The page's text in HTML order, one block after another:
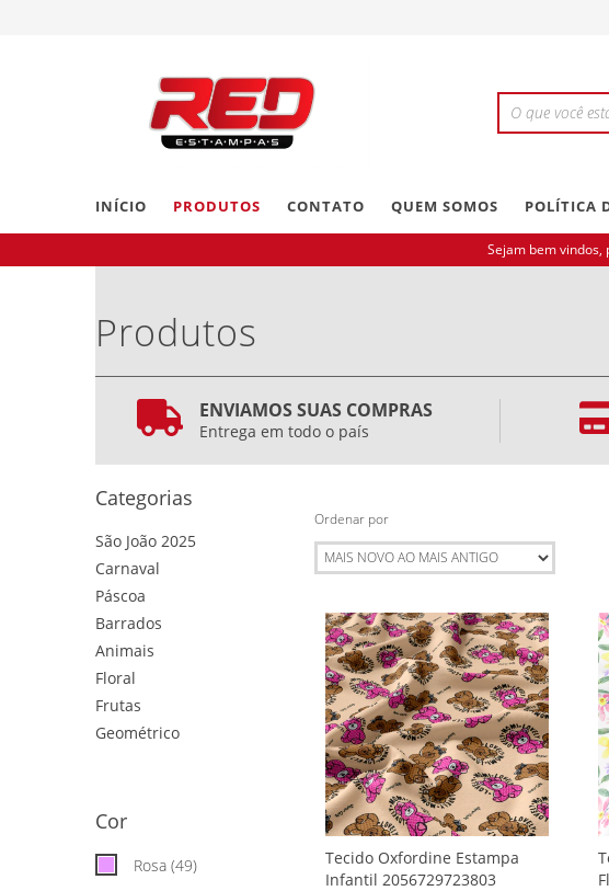
INÍCIO PRODUTOS CONTATO QUEM SOMOS POLÍTICA
Sejam bem vindos,
Produtos
ENVIAMOS SUAS COMPRAS
Entrega em todo o país
Categorias
São João 2025
Carnaval
Páscoa
Barrados
Animais
Floral
Frutas
Geométrico
Cor
Rosa (49)
Ordenar por
Tecido Oxfordine Estampa
Infantil 2056729723803